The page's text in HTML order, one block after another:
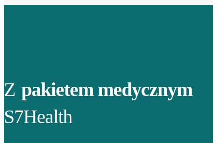
Z pakietem medycznym
S7Health